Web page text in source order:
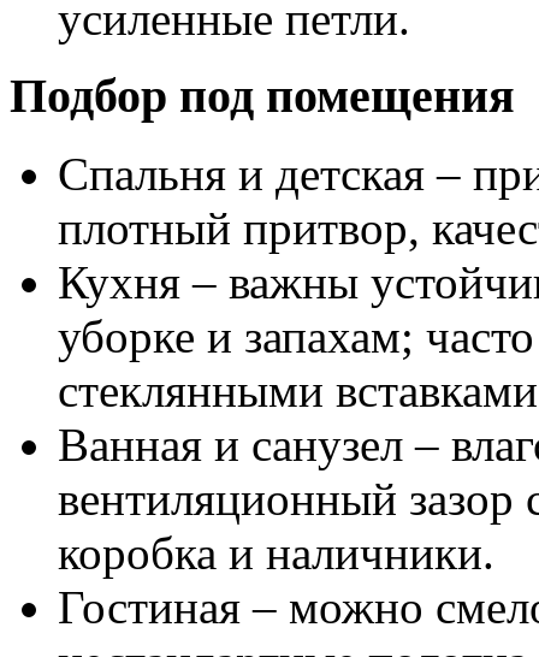
усиленные петли.
Подбор под помещения
Спальня и детская –
плотный притвор,
Кухня – важны
уборке и запахам;
стеклянными
Ванная и санузел –
вентиляционный зазор
коробка и наличники.
Гостиная – можно